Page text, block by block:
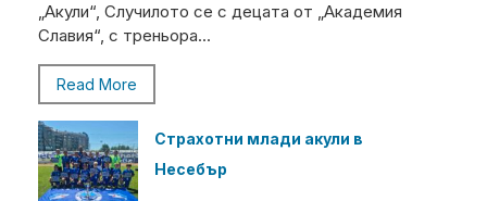
„Акули“, Случилото се с децата от „Академия
Славия“, с треньора...
Read More
Страхотни млади акули в
Несебър